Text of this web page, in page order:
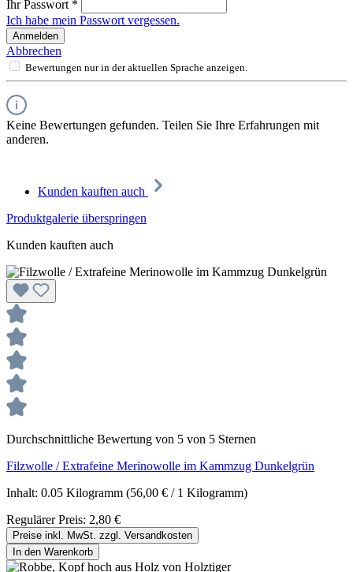
Ihr Passwort *
Ich habe mein Passwort vergessen.
Anmelden
Abbrechen
Bewertungen nur in der aktuellen Sprache anzeigen.
Keine Bewertungen gefunden. Teilen Sie Ihre Erfahrungen mit
anderen.
Kunden kauften auch
Produktgalerie überspringen
Kunden kauften auch
Durchschnittliche Bewertung von 5 von 5 Sternen
Filzwolle / Extrafeine Merinowolle im Kammzug Dunkelgrün
Inhalt: 0.05 Kilogramm (56,00 € / 1 Kilogramm)
Regulärer Preis: 2,80 €
Preise inkl. MwSt. zzgl. Versandkosten
In den Warenkorb